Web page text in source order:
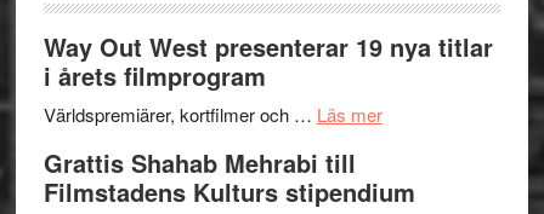
Way Out West presenterar 19 nya titlar
i årets filmprogram
Världspremiärer, kortfilmer och … Läs merom
West
Grattis Shahab Mehrabi till
Filmstadens Kulturs stipendium